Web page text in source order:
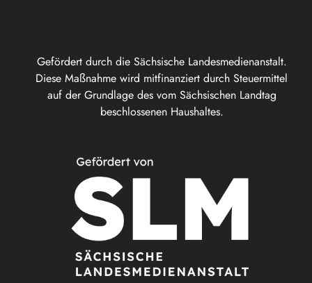
Gefördert durch die Sächsische Landesmedienanstalt.
Diese Maßnahme wird mitfinanziert durch Steuermittel
auf der Grundlage des vom Sächsischen Landtag
beschlossenen Haushaltes.